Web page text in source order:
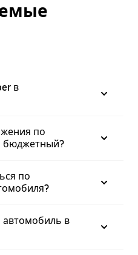
в
по
бюджетный?
по
в